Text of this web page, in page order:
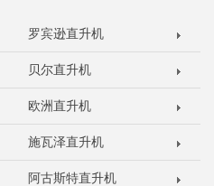
罗宾逊直升机
贝尔直升机
欧洲直升机
施瓦泽直升机
阿古斯特直升机